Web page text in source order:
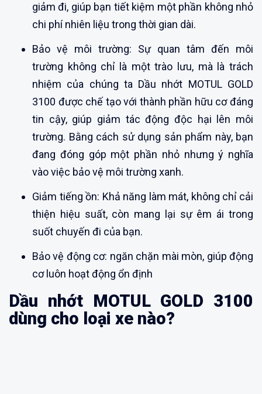
giảm đi, giúp bạn tiết kiệm một phần không nhỏ
chi phí nhiên liệu trong thời gian dài.
Bảo vệ môi trường: Sự quan tâm đến môi
trường không chỉ là một trào lưu, mà là trách
nhiệm của chúng ta Dầu nhớt MOTUL GOLD
3100 được chế tạo với thành phần hữu cơ đáng
tin cậy, giúp giảm tác động độc hại lên môi
trường. Bằng cách sử dụng sản phẩm này, bạn
đang đóng góp một phần nhỏ nhưng ý nghĩa
vào việc bảo vệ môi trường xanh.
Giảm tiếng ồn: Khả năng làm mát, không chỉ cải
thiện hiệu suất, còn mang lại sự êm ái trong
suốt chuyến đi của bạn.
Bảo vệ động cơ: ngăn chặn mài mòn, giúp động
cơ luôn hoạt động ổn định
Dầu nhớt MOTUL GOLD 3100
dùng cho loại xe nào?